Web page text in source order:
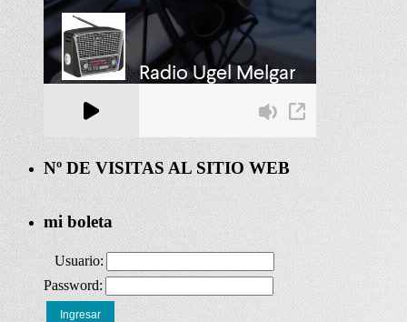
Nº DE VISITAS AL SITIO WEB
mi boleta
Usuario:
Password:
Ingresar